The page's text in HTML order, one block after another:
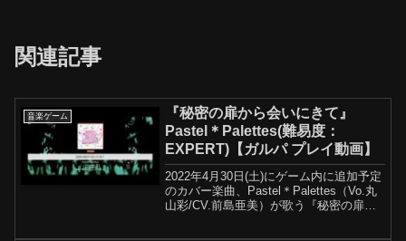
関連記事
音楽ゲーム
『秘密の扉から会いにきて』
Pastel＊Palettes(難易度：
EXPERT)【ガルパ プレイ動画】
2022年4月30日(土)にゲーム内に追加予定
のカバー楽曲、Pastel＊Palettes（Vo.丸
山彩/CV.前島亜美）が歌う『秘密の扉か